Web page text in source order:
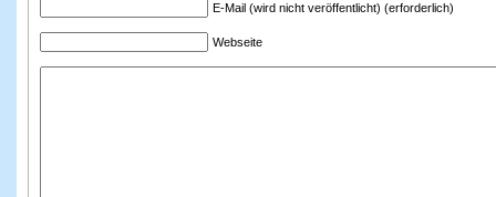
E-Mail (wird nicht veröffentlicht) (erforderlich)
Webseite